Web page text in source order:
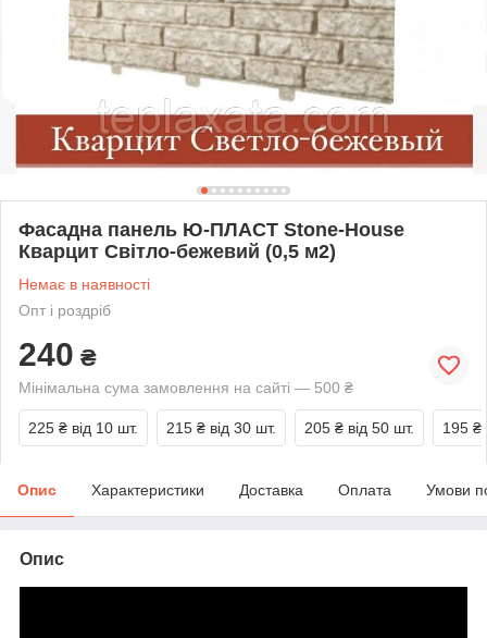
Фасадна панель Ю-ПЛАСТ Stone-House
Кварцит Світло-бежевий (0,5 м2)
Немає в наявності
Опт і роздріб
240 ₴
Мінімальна сума замовлення на сайті — 500 ₴
225 ₴ від 10 шт. 215 ₴ від 30 шт. 205 ₴ від 50 шт. 195 ₴
Опис Характеристики Доставка Оплата Умови
Опис